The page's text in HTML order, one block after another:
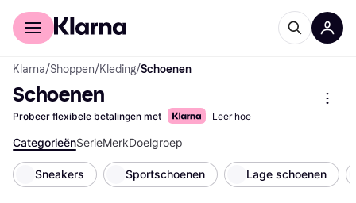
Voor shoppers
Klarna/Shoppen/Kleding/Schoenen
Schoenen
Probeer flexibele betalingen met Leer hoe
CategorieënSerieMerkDoelgroep
Sneakers Sportschoenen Lage schoenen